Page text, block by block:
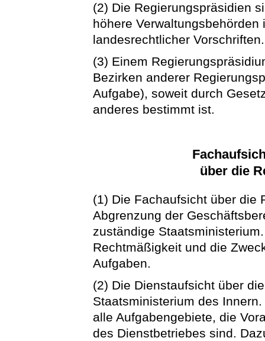
(2) Die Regierungspräsidien
höhere
landesrechtlicher Vorschriften.
(3) Einem
Bezirken anderer
Aufgabe), soweit durch
anderes bestimmt ist.
über die
(1) Die Fachaufsicht über die
Abgrenzung der
zuständige
Rechtmäßigkeit und die
Aufgaben.
(2) Die Dienstaufsicht über
Staatsministerium des
alle Aufgabengebiete, die
des Dienstbetriebes sind.